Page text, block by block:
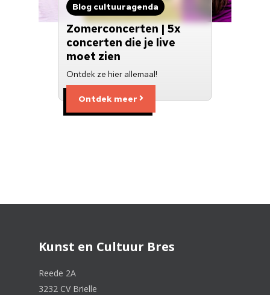
Blog cultuuragenda
Zomerconcerten | 5x
concerten die je live
moet zien
Ontdek ze hier allemaal!
Ontdek meer
Kunst en Cultuur Bres
Reede 2A
3232 CV Brielle